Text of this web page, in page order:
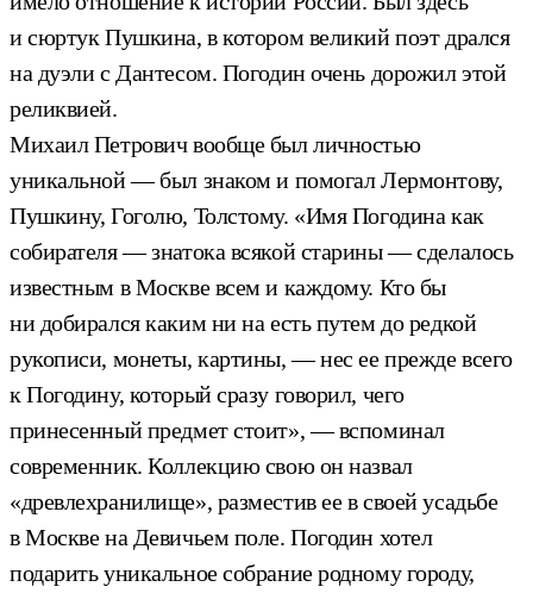
и сюртук Пушкина, в котором великий поэт дрался
на дуэли с Дантесом. Погодин очень дорожил этой
реликвией.
Михаил Петрович вообще был личностью
уникальной — был знаком и помогал Лермонтову,
Пушкину, Гоголю, Толстому. «Имя Погодина как
собирателя — знатока всякой старины — сделалось
известным в Москве всем и каждому. Кто бы
ни добирался каким ни на есть путем до редкой
рукописи, монеты, картины, — нес ее прежде всего
к Погодину, который сразу говорил, чего
принесенный предмет стоит», — вспоминал
современник. Коллекцию свою он назвал
«древлехранилище», разместив ее в своей усадьбе
в Москве на Девичьем поле. Погодин хотел
подарить уникальное собрание родному городу,